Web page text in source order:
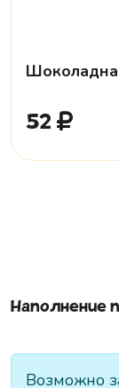
52
Наполнение
Возможно